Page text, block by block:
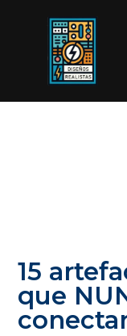
15
que